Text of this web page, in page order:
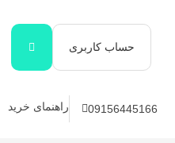
حساب کاربری
راهنمای خرید 09156445166